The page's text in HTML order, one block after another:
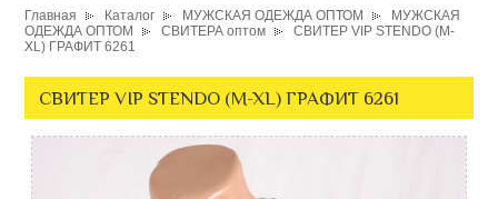
Главная Каталог МУЖСКАЯ ОДЕЖДА ОПТОМ
МУЖСКАЯ
ОДЕЖДА ОПТОМ
СВИТЕРА оптом
СВИТЕР VIP STENDO (M-
XL) ГРАФИТ 6261
СВИТЕР VIP STENDO (M-XL) ГРАФИТ 6261